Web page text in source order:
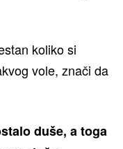
koliko si
vole, znači da
duše, a toga